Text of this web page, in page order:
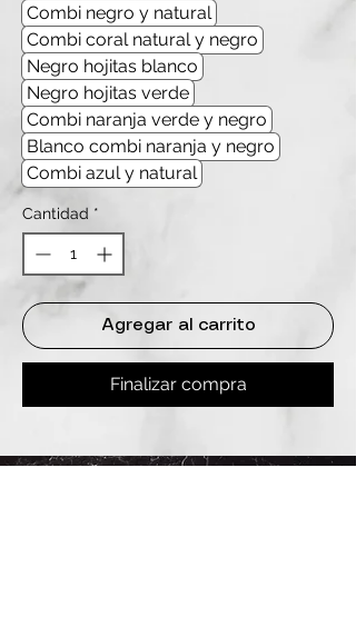
Combi negro y natural
Combi coral natural y negro
Negro hojitas blanco
Negro hojitas verde
Combi naranja verde y negro
Blanco combi naranja y negro
Combi azul y natural
Cantidad *
Agregar al carrito
Finalizar compra